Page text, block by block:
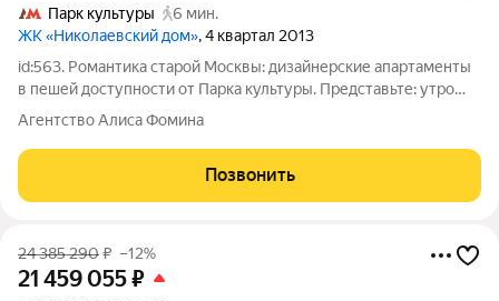
Парк культуры
6 мин.
ЖК «Николаевский дом», 4 квартал 2013
id:563. Романтика старой Москвы: дизайнерские апартаменты
в пешей доступности от Парка культуры. Представьте: утро
начинается с ароматного кофе в любимой кофейне на
вечером вы гуляете по набережной
Агентство Алиса Фомина
Позвонить
24 385 290₽ –12%
21 459 055₽